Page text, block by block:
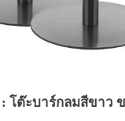
: โต๊ะบาร์กลมสีขาว